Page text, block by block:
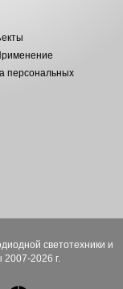
персональных
светотехники и
2026 г.